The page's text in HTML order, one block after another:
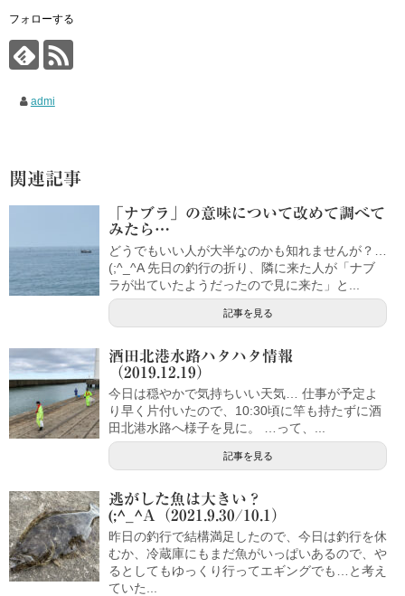
フォローする
admi
関連記事
「ナブラ」の意味について改めて調べて
みたら…
どうでもいい人が大半なのかも知れませんが？…
(;^_^A 先日の釣行の折り、隣に来た人が「ナブ
ラが出ていたようだったので見に来た」と...
記事を見る
酒田北港水路ハタハタ情報
（2019.12.19）
今日は穏やかで気持ちいい天気… 仕事が予定よ
り早く片付いたので、10:30頃に竿も持たずに酒
田北港水路へ様子を見に。 …って、...
記事を見る
逃がした魚は大きい？
(;^_^A（2021.9.30/10.1）
昨日の釣行で結構満足したので、今日は釣行を休
むか、冷蔵庫にもまだ魚がいっぱいあるので、や
るとしてもゆっくり行ってエギングでも…と考え
ていた...